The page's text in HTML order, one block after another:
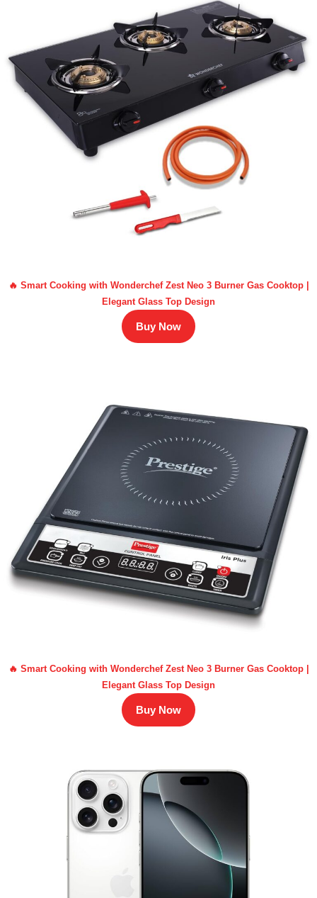
🔥 Smart Cooking with Wonderchef Zest Neo 3 Burner Gas Cooktop |
Elegant Glass Top Design
Buy Now
🔥 Smart Cooking with Wonderchef Zest Neo 3 Burner Gas Cooktop |
Elegant Glass Top Design
Buy Now